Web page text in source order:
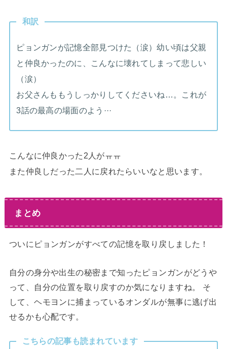
和訳
ピョンガンが記憶全部見つけた（涙）幼い頃は父親
と仲良かったのに、こんなに壊れてしまって悲しい
（涙）
お父さんももうしっかりしてくださいね…。これが
3話の最高の場面のよう···
こんなに仲良かった2人がㅠㅠ
また仲良しだった二人に戻れたらいいなと思います。
まとめ
ついにピョンガンがすべての記憶を取り戻しました！
自分の身分や出生の秘密まで知ったピョンガンがどうや
って、自分の位置を取り戻すのか気になりますね。 そ
して、ヘモヨンに捕まっているオンダルが無事に逃げ出
せるかも心配です。
こちらの記事も読まれています